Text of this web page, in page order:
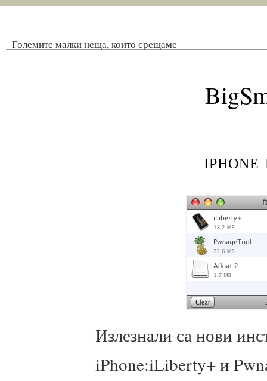
Големите малки неща, които срещаме
Излезнали са нови
iPhone:iLiberty+ и